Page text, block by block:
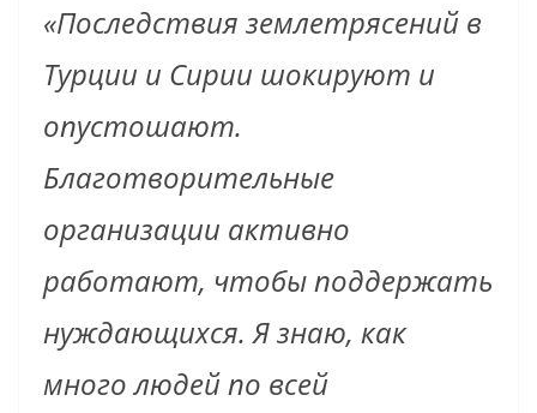
«Последствия землетрясений в
Турции и Сирии шокируют и
опустошают.
Благотворительные
организации активно
работают, чтобы поддержать
нуждающихся. Я знаю, как
много людей по всей